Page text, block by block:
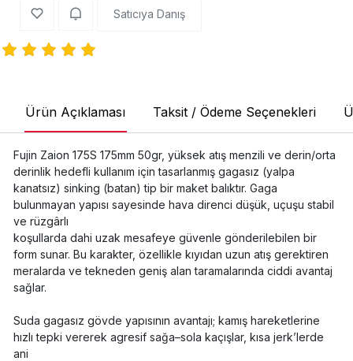
Satıcıya Danış
Ürün Açıklaması Taksit / Ödeme Seçenekleri
Fujin Zaion 175S 175mm 50gr, yüksek atış menzili ve derin/orta
derinlik hedefli kullanım için tasarlanmış gagasız (yalpa
kanatsız) sinking (batan) tip bir maket balıktır. Gaga
bulunmayan yapısı sayesinde hava direnci düşük, uçuşu stabil
ve rüzgârlı
koşullarda dahi uzak mesafeye güvenle gönderilebilen bir
form sunar. Bu karakter, özellikle kıyıdan uzun atış gerektiren
meralarda ve tekneden geniş alan taramalarında ciddi avantaj
sağlar.
Suda gagasız gövde yapısının avantajı; kamış hareketlerine
hızlı tepki vererek agresif sağa–sola kaçışlar, kısa jerk’lerde
ani